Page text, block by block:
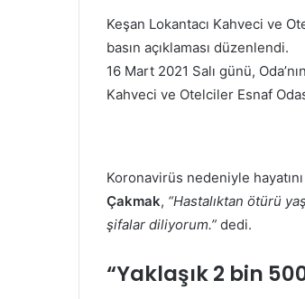
Keşan Lokantacı Kahveci ve
basın açıklaması düzenlendi.
16 Mart 2021 Salı günü,
Kahveci ve Otelciler Esnaf
Koronavirüs nedeniyle
Çakmak, “Hastalıktan ötürü
şifalar diliyorum.” dedi.
“Yaklaşık 2 bin